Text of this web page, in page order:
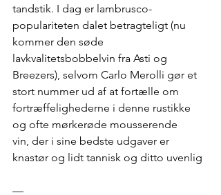
tandstik. I dag er lambrusco-
populariteten dalet betragteligt (nu
kommer den søde
lavkvalitetsbobbelvin fra Asti og
Breezers), selvom Carlo Merolli gør et
stort nummer ud af at fortælle om
fortræffelighederne i denne rustikke
og ofte mørkerøde mousserende
vin, der i sine bedste udgaver er
knastør og lidt tannisk og ditto uvenlig
—